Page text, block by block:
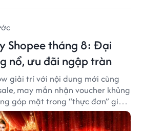
Shopee tháng 8: Đại
nổ, ưu đãi ngập tràn
giải trí với nội dung mới cùng
may mắn nhận voucher khủng
góp mặt trong “thực đơn” giải
diễn ra liên tiếp vào ngày